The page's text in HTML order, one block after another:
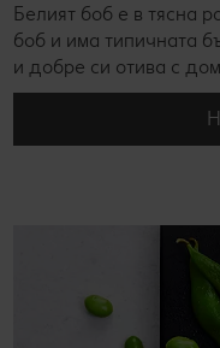
Белият боб е в тясна
боб и има типичната
и добре си отива с